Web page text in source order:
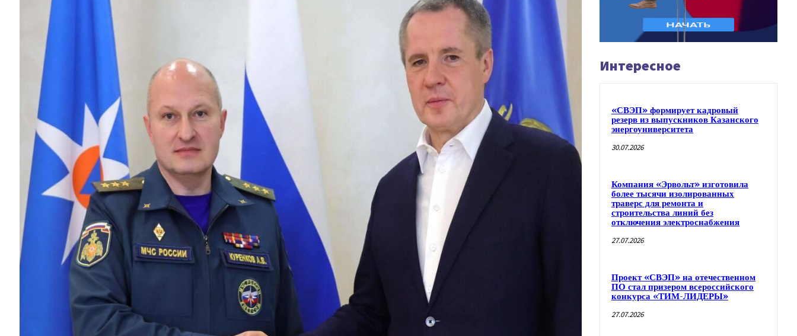
Интересное
«СВЭП» формирует кадровый
резерв из выпускников Казанского
энергоуниверситета
30.07.2026
Компания «Эрвольт» изготовила
более тысячи изолированных
траверс для ремонта и
строительства линий без
отключения электроснабжения
27.07.2026
Проект «СВЭП» на отечественном
ПО стал призером всероссийского
конкурса «ТИМ-ЛИДЕРЫ»
27.07.2026